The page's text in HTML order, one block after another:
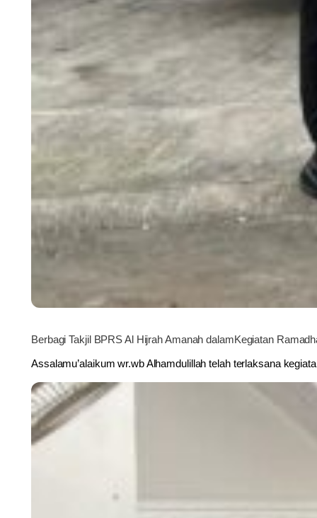
Berbagi Takjil BPRS Al Hijrah Amanah dalamKegiatan
Assalamu’alaikum wr.wb Alhamdulillah telah terlaksana